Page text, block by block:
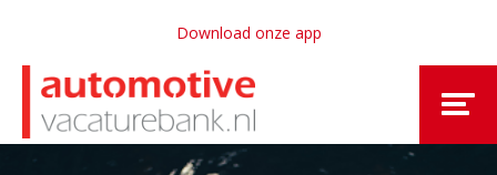
Download onze app